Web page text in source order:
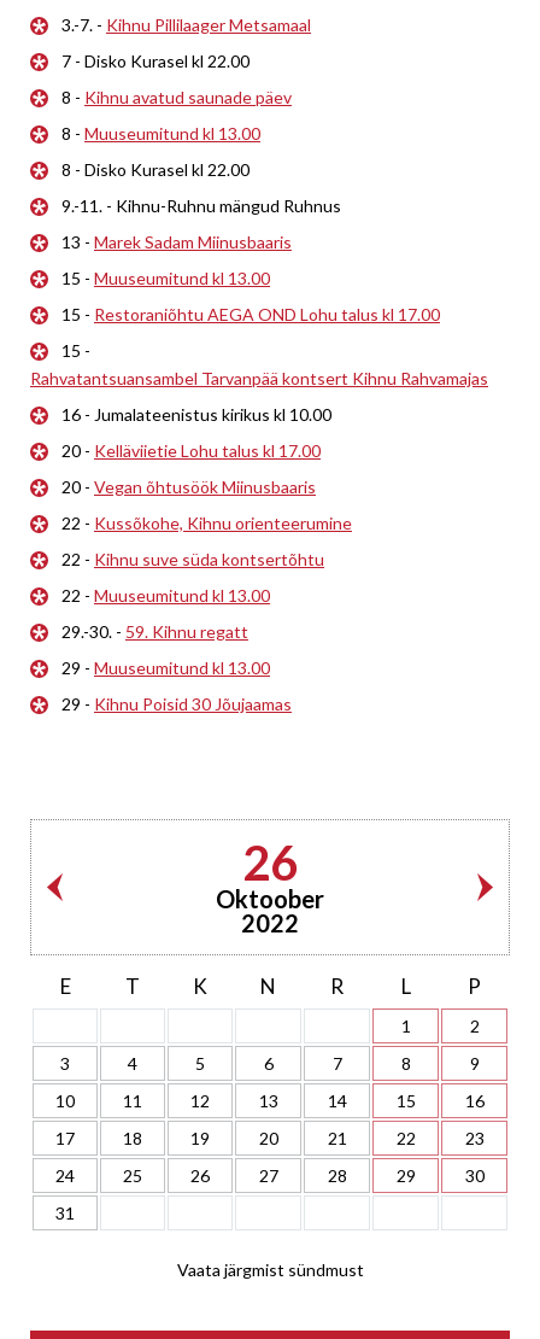
3.-7. - Kihnu Pillilaager Metsamaal
7 - Disko Kurasel kl 22.00
8 - Kihnu avatud saunade päev
8 - Muuseumitund kl 13.00
8 - Disko Kurasel kl 22.00
9.-11. - Kihnu-Ruhnu mängud Ruhnus
13 - Marek Sadam Miinusbaaris
15 - Muuseumitund kl 13.00
15 - Restoraniõhtu AEGA OND Lohu talus kl 17.00
15 -
Rahvatantsuansambel Tarvanpää kontsert Kihnu Rahvamajas
16 - Jumalateenistus kirikus kl 10.00
20 - Kelläviietie Lohu talus kl 17.00
20 - Vegan õhtusöök Miinusbaaris
22 - Kussõkohe, Kihnu orienteerumine
22 - Kihnu suve süda kontsertõhtu
22 - Muuseumitund kl 13.00
29.-30. - 59. Kihnu regatt
29 - Muuseumitund kl 13.00
29 - Kihnu Poisid 30 Jõujaamas
26
Oktoober
2022
E T K N R L P
1
2
3
4 5 6 7 8
9
10
11 12 13 14 15
16
17
18 19 20 21 22
23
24
25 26 27 28 29
30
31
Vaata järgmist sündmust